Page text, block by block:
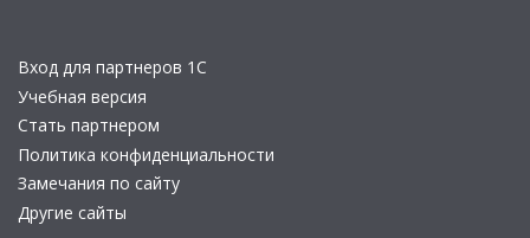
Вход для партнеров 1С
Учебная версия
Стать партнером
Политика конфиденциальности
Замечания по сайту
Другие сайты